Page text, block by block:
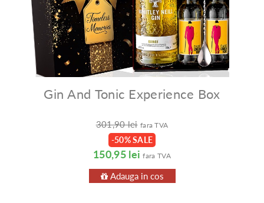
Gin And Tonic Experience Box
301,90 lei fara TVA
-50% SALE
150,95 lei fara TVA
Adauga in cos